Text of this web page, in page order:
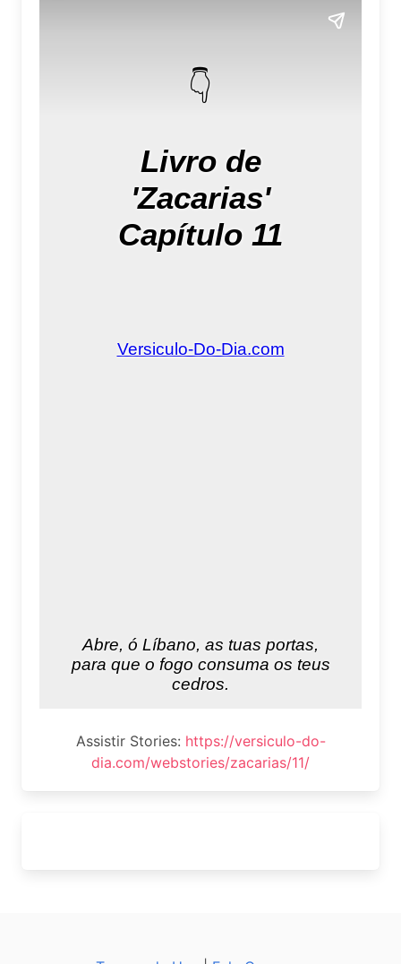
Assistir Stories: https://versiculo-do-
dia.com/webstories/zacarias/11/